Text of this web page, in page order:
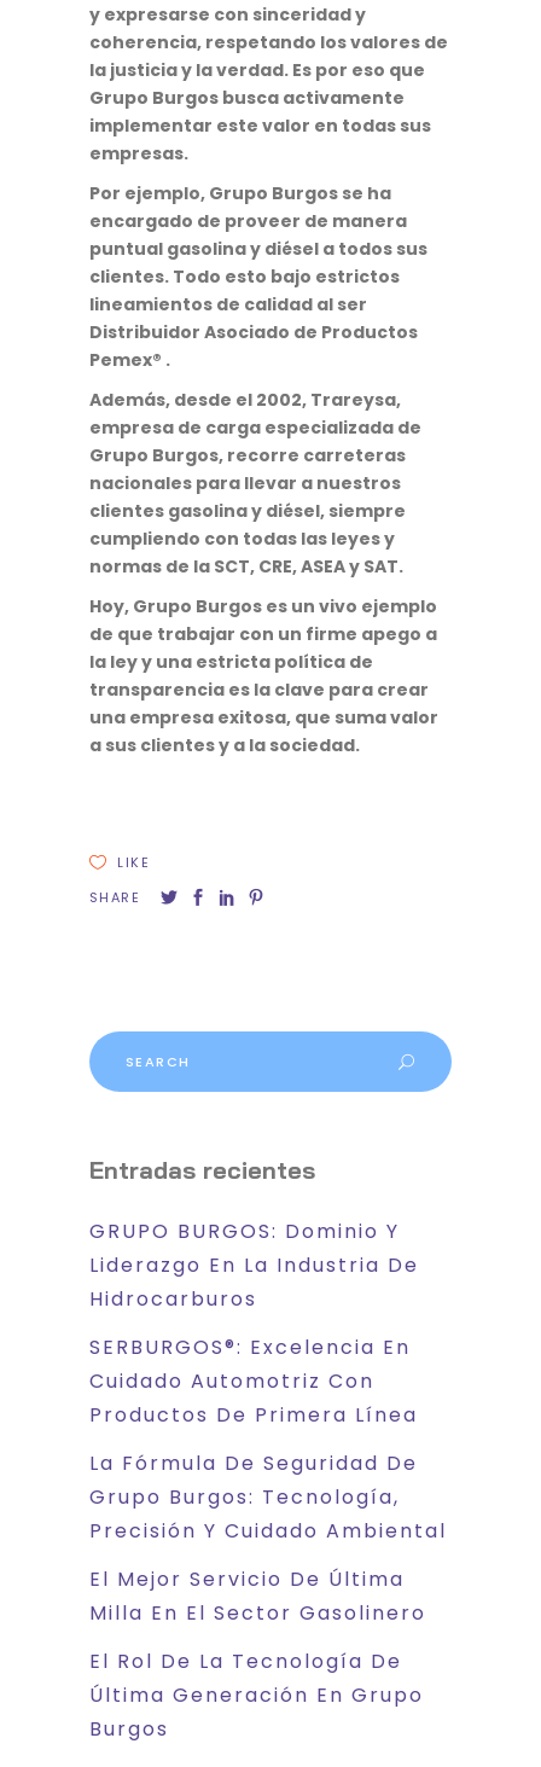
y expresarse con sinceridad y
coherencia, respetando los valores de
la justicia y la verdad. Es por eso que
Grupo Burgos busca activamente
implementar este valor en todas sus
empresas.
Por ejemplo, Grupo Burgos se ha
encargado de proveer de manera
puntual gasolina y diésel a todos sus
clientes. Todo esto bajo estrictos
lineamientos de calidad al ser
Distribuidor Asociado de Productos
Pemex® .
Además, desde el 2002, Trareysa,
empresa de carga especializada de
Grupo Burgos, recorre carreteras
nacionales para llevar a nuestros
clientes gasolina y diésel, siempre
cumpliendo con todas las leyes y
normas de la SCT, CRE, ASEA y SAT.
Hoy, Grupo Burgos es un vivo ejemplo
de que trabajar con un firme apego a
la ley y una estricta política de
transparencia es la clave para crear
una empresa exitosa, que suma valor
a sus clientes y a la sociedad.
LIKE
SHARE
Search
for:
Entradas recientes
GRUPO BURGOS: Dominio Y
Liderazgo En La Industria De
Hidrocarburos
SERBURGOS®: Excelencia En
Cuidado Automotriz Con
Productos De Primera Línea
La Fórmula De Seguridad De
Grupo Burgos: Tecnología,
Precisión Y Cuidado Ambiental
El Mejor Servicio De Última
Milla En El Sector Gasolinero
El Rol De La Tecnología De
Última Generación En Grupo
Burgos